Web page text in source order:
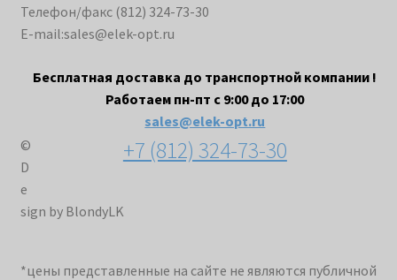
Телефон/факс (812) 324-73-30
E-mail:sales@elek-opt.ru
Бесплатная доставка до транспортной компании !
Работаем пн-пт с 9:00 до 17:00
sales@elek-opt.ru
+7 (812) 324-73-30
©
D
e
sign by BlondyLK
*цены представленные на сайте не являются публичной